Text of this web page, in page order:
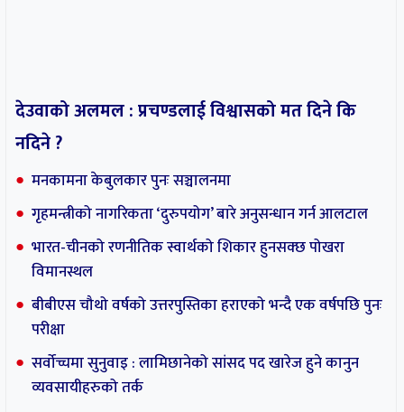
देउवाको अलमल : प्रचण्डलाई विश्वासको मत दिने कि
नदिने ?
मनकामना केबुलकार पुनः सञ्चालनमा
गृहमन्त्रीको नागरिकता ‘दुरुपयोग’ बारे अनुसन्धान गर्न आलटाल
भारत-चीनको रणनीतिक स्वार्थको शिकार हुनसक्छ पोखरा
विमानस्थल
बीबीएस चौथो वर्षको उत्तरपुस्तिका हराएको भन्दै एक वर्षपछि पुनः
परीक्षा
सर्वोच्चमा सुनुवाइ : लामिछानेको सांसद पद खारेज हुने कानुन
व्यवसायीहरुको तर्क